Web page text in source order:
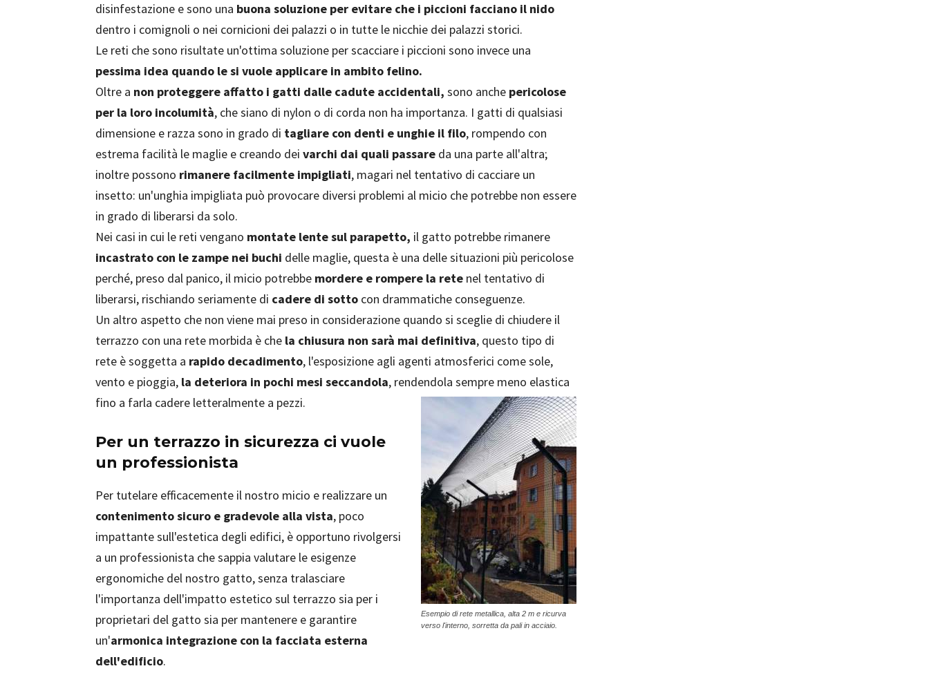
disinfestazione e sono una buona soluzione per evitare che i piccioni facciano il nido
dentro i comignoli o nei cornicioni dei palazzi o in tutte le nicchie dei palazzi storici.
Le reti che sono risultate un'ottima soluzione per scacciare i piccioni sono invece una
pessima idea quando le si vuole applicare in ambito felino.
Oltre a non proteggere affatto i gatti dalle cadute accidentali, sono anche pericolose
per la loro incolumità, che siano di nylon o di corda non ha importanza. I gatti di qualsiasi
dimensione e razza sono in grado di tagliare con denti e unghie il filo, rompendo con
estrema facilità le maglie e creando dei varchi dai quali passare da una parte all'altra;
inoltre possono rimanere facilmente impigliati, magari nel tentativo di cacciare un
insetto: un'unghia impigliata può provocare diversi problemi al micio che potrebbe non essere
in grado di liberarsi da solo.
Nei casi in cui le reti vengano montate lente sul parapetto, il gatto potrebbe rimanere
incastrato con le zampe nei buchi delle maglie, questa è una delle situazioni più pericolose
perché, preso dal panico, il micio potrebbe mordere e rompere la rete nel tentativo di
liberarsi, rischiando seriamente di cadere di sotto con drammatiche conseguenze.
Un altro aspetto che non viene mai preso in considerazione quando si sceglie di chiudere il
terrazzo con una rete morbida è che la chiusura non sarà mai definitiva, questo tipo di
rete è soggetta a rapido decadimento, l'esposizione agli agenti atmosferici come sole,
vento e pioggia, la deteriora in pochi mesi seccandola, rendendola sempre meno elastica
fino a farla cadere letteralmente a pezzi.
Esempio di rete metallica, alta 2 m e ricurva
verso l'interno, sorretta da pali in acciaio.
Per un terrazzo in sicurezza ci vuole
un professionista
Per tutelare efficacemente il nostro micio e realizzare un
contenimento sicuro e gradevole alla vista, poco
impattante sull'estetica degli edifici, è opportuno rivolgersi
a un professionista che sappia valutare le esigenze
ergonomiche del nostro gatto, senza tralasciare
l'importanza dell'impatto estetico sul terrazzo sia per i
proprietari del gatto sia per mantenere e garantire
un'armonica integrazione con la facciata esterna
dell'edificio.